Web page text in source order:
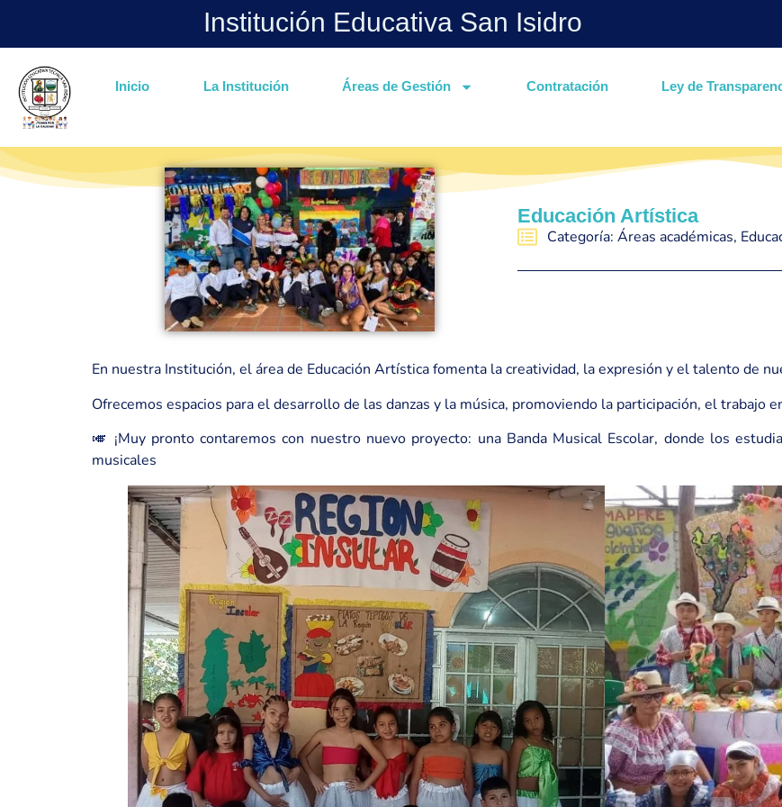
Institución Educativa San Isidro
Inicio La Institución Áreas de Gestión Contratación Ley de
Educación Artística
Categoría: Áreas académicas,
En nuestra Institución, el área de Educación Artística fomenta la creatividad, la expresión y el talento de
Ofrecemos espacios para el desarrollo de las danzas y la música, promoviendo la participación, el trabajo
🎺 ¡Muy pronto contaremos con nuestro nuevo proyecto: una Banda Musical Escolar, donde los
musicales